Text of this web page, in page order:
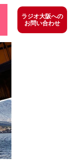
ラジオ大阪への
お問い合わせ